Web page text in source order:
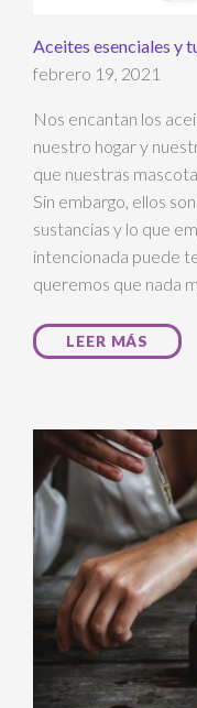
Aceites esenciales y
febrero 19, 2021
Nos encantan los
nuestro hogar y
que nuestras
Sin embargo, ellos
sustancias y lo que
intencionada puede
queremos que nada
LEER MÁS